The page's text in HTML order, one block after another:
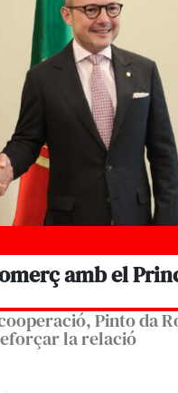
amb el
Pinto da
la relació